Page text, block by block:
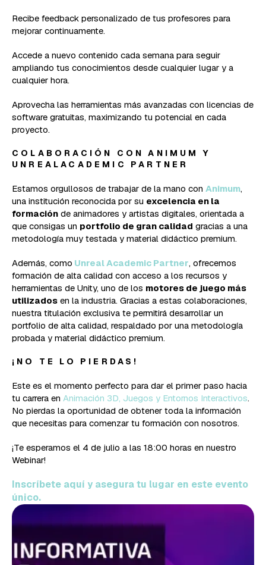
Recibe feedback personalizado de tus profesores para
mejorar continuamente.
Accede a nuevo contenido cada semana para seguir
ampliando tus conocimientos desde cualquier lugar y a
cualquier hora.
Aprovecha las herramientas más avanzadas con licencias de
software gratuitas, maximizando tu potencial en cada
proyecto.
COLABORACIÓN CON ANIMUM Y
UNREALACADEMIC PARTNER
Estamos orgullosos de trabajar de la mano con Animum,
una institución reconocida por su excelencia en la
formación de animadores y artistas digitales, orientada a
que consigas un portfolio de gran calidad gracias a una
metodología muy testada y material didáctico premium.
Además, como Unreal Academic Partner, ofrecemos
formación de alta calidad con acceso a los recursos y
herramientas de Unity, uno de los motores de juego más
utilizados en la industria. Gracias a estas colaboraciones,
nuestra titulación exclusiva te permitirá desarrollar un
portfolio de alta calidad, respaldado por una metodología
probada y material didáctico premium.
¡NO TE LO PIERDAS!
Este es el momento perfecto para dar el primer paso hacia
tu carrera en Animación 3D, Juegos y Entornos Interactivos.
No pierdas la oportunidad de obtener toda la información
que necesitas para comenzar tu formación con nosotros.
¡Te esperamos el 4 de julio a las 18:00 horas en nuestro
Webinar!
Inscríbete aquí y asegura tu lugar en este evento
único.